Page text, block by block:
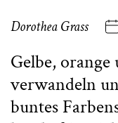
Dorothea Grass
Gelbe,
verwandeln
buntes